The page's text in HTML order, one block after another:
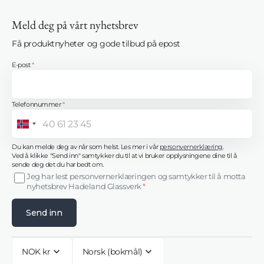
Meld deg på vårt nyhetsbrev
Få produktnyheter og gode tilbud på epost
E-post*
Telefonnummer*
Norway
Du kan melde deg av når som helst. Les mer i vår personvernerklæring.
Ved å klikke "Send inn" samtykker du til at vi bruker opplysningene dine til å
sende deg det du har bedt om.
Jeg har lest personvernerklæringen og samtykker til å motta
nyhetsbrev Hadeland Glassverk*
Send inn
NOK kr Norsk (bokmål)